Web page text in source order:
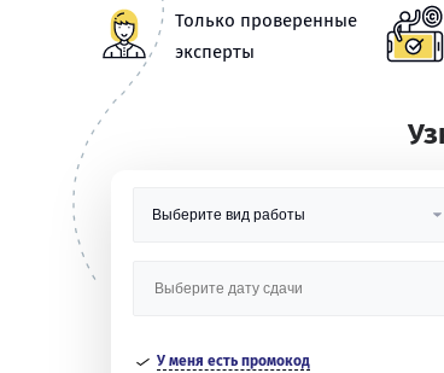
Только проверенные
эксперты
У меня есть промокод